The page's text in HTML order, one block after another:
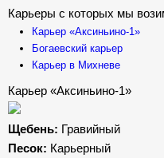
Карьеры с которых мы
Карьер «Аксиньино-1»
Богаевский карьер
Карьер в Михневе
Карьер «Аксиньино-1»
Щебень: Гравийный
Песок: Карьерный